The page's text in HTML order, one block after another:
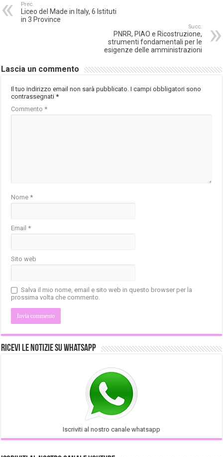
Prec.
Liceo del Made in Italy, 6 Istituti
in 3 Province
Succ.
PNRR, PIAO e Ricostruzione,
strumenti fondamentali per le
esigenze delle amministrazioni
Lascia un commento
Il tuo indirizzo email non sarà pubblicato. I campi obbligatori sono
contrassegnati*
Commento*
Nome*
Email*
Sito web
Salva il mio nome, email e sito web in questo browser per la
prossima volta che commento.
Ricevi le notizie su Whatsapp
Iscriviti al nostro canale whatsapp